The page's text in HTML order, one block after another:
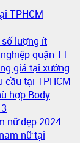
TPHCM
lượng ít
quận 11
giá tại xưởng
cầu tại TPHCM
hợp Body
nữ đẹp 2024
nữ tại